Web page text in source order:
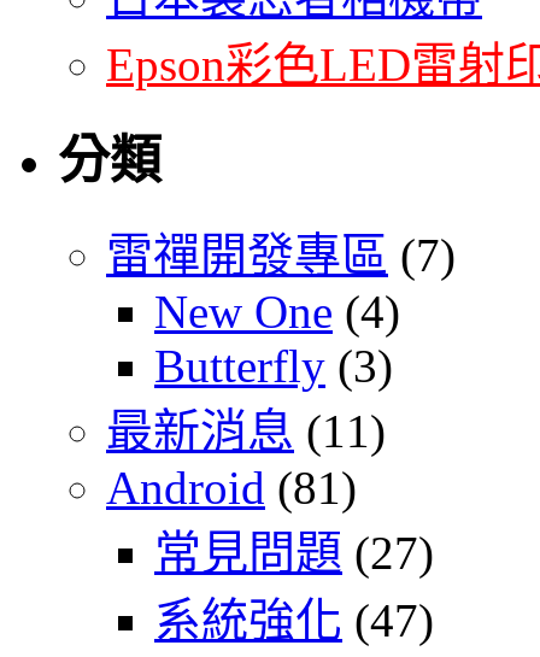
Epson彩色LED雷射
分類
雷禪開發專區 (7)
New One (4)
Butterfly (3)
最新消息 (11)
Android (81)
常見問題 (27)
系統強化 (47)